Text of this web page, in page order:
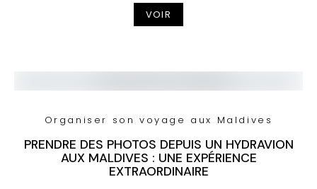
VOIR
Organiser son voyage aux Maldives
PRENDRE DES PHOTOS DEPUIS UN HYDRAVION
AUX MALDIVES : UNE EXPÉRIENCE
EXTRAORDINAIRE